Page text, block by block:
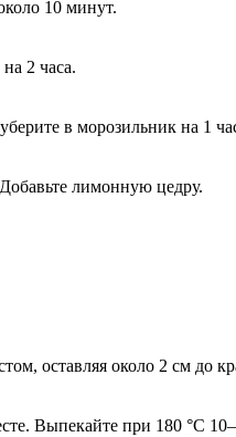
10 минут.
2 часа.
в морозильник на 1
лимонную цедру.
оставляя около 2 см до
Выпекайте при 180 °C